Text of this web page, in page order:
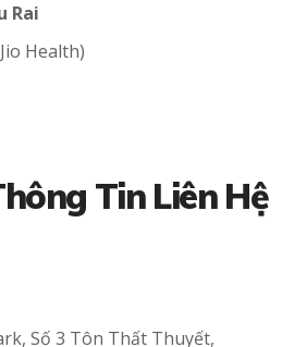
Rai
Health)
Tin Liên Hệ
Số 3 Tôn Thất Thuyết,